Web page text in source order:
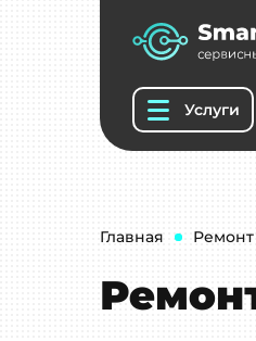
Услуги
Главная